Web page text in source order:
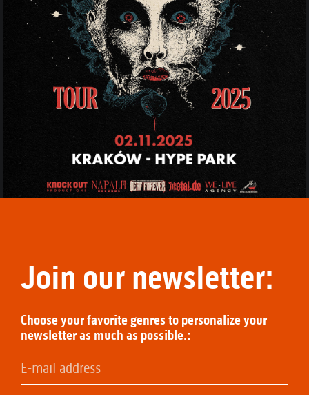
Join our newsletter:
Choose your favorite genres to personalize your
newsletter as much as possible.: